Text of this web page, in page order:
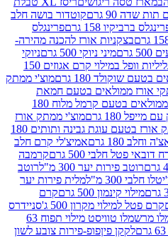
קוטדור בושה חלב
גרם
פרינגלס
אורז להכנה מהירה-
מיני ניוקי 500 גרם
ניוקי
גליליות וופל במילוי קרם אגוזים 150
גרם
מוצ'י ממתק
בטעם חמאת
מוצ'י ממתקי אורז ממולאים בטעם קרמל מלוח 180
מוצ'י ממתק אורז
מוצ'י ממתק אורז בטעם עוגת גבינה ותותים 180
אמיצ'לי קרם חלב
500 גרם
קרמבה
יער 300 מ"ל
רוטב
מלית פירות יער
500 גרם
קרם
מקרון 500 ג'
סניידרס
מלו מרשמלו טוויסט מילוי תפוח 63
פיןפופ-פירות צובע לשון